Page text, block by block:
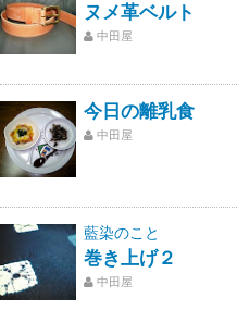
ヌメ革ベルト
中田屋
今日の離乳食
中田屋
藍染のこと
巻き上げ２
中田屋